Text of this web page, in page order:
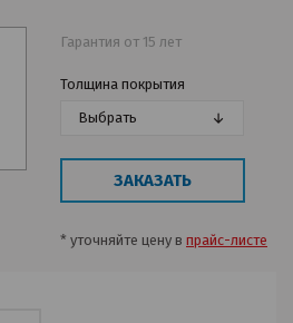
Гарантия от 15 лет
Толщина покрытия
Выбрать
ЗАКАЗАТЬ
* уточняйте цену в прайс-листе